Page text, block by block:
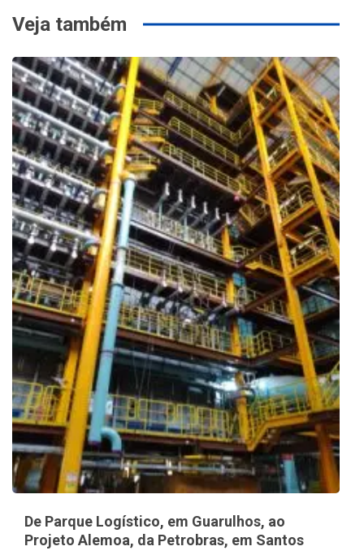
Veja também
De Parque Logístico, em Guarulhos, ao
Projeto Alemoa, da Petrobras, em Santos